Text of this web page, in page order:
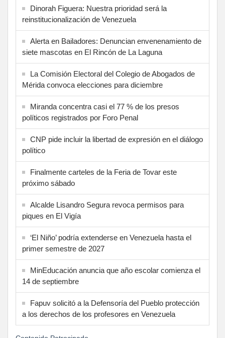
Dinorah Figuera: Nuestra prioridad será la
reinstitucionalización de Venezuela
Alerta en Bailadores: Denuncian envenenamiento de
siete mascotas en El Rincón de La Laguna
La Comisión Electoral del Colegio de Abogados de
Mérida convoca elecciones para diciembre
Miranda concentra casi el 77 % de los presos
políticos registrados por Foro Penal
CNP pide incluir la libertad de expresión en el diálogo
político
Finalmente carteles de la Feria de Tovar este
próximo sábado
Alcalde Lisandro Segura revoca permisos para
piques en El Vigía
‘El Niño’ podría extenderse en Venezuela hasta el
primer semestre de 2027
MinEducación anuncia que año escolar comienza el
14 de septiembre
Fapuv solicitó a la Defensoría del Pueblo protección
a los derechos de los profesores en Venezuela